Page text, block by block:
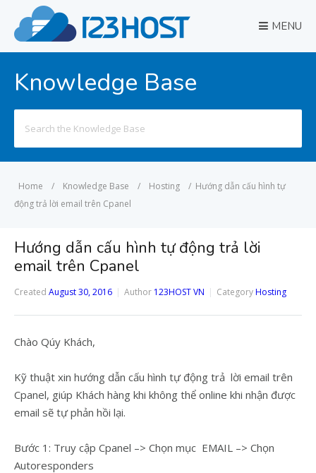
MENU
Knowledge Base
for:
Home / Knowledge Base / Hosting / Hướng dẫn cấu hình tự
động trả lời email trên Cpanel
Hướng dẫn cấu hình tự động trả lời
email trên Cpanel
Created August 30, 2016 Author 123HOST VN CategoryHosting
Chào Qúy Khách,
Kỹ thuật xin hướng dẫn cấu hình tự động trả lời email trên
Cpanel, giúp Khách hàng khi không thể online khi nhận được
email sẽ tự phản hồi lại.
Bước 1: Truy cập Cpanel –> Chọn mục EMAIL –> Chọn
Autoresponders